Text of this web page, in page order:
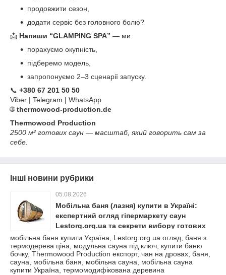
продовжити сезон,
додати сервіс без головного болю?
📩 Напиши “GLAMPING SPA” — ми:
порахуємо окупність,
підберемо модель,
запропонуємо 2–3 сценарії запуску.
📞 +380 67 201 50 50
Viber | Telegram | WhatsApp
🌐thermowood-production.de
Thermowood Production
2500 м² готових саун — масштаб, який говорить сам за
себе.
Інші новини рубрики
05.08.2026
Мобільна баня (лазня) купити в Україні:
експертний огляд гіпермаркету саун
Lestorg.org.ua та секрети вибору готових
рішень для екотуризму
мобільна баня купити Україна, Lestorg.org.ua огляд, баня з
термодерева ціна, модульна сауна під ключ, купити баню
бочку, Thermowood Production експорт, чан на дровах, баня,
сауна, мобільна баня, мобільна сауна, мобільна сауна
купити Україна, термомодифікована деревина